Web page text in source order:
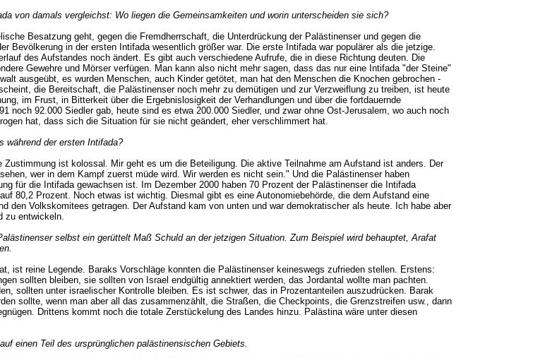
von damals vergleichst: Wo liegen die Gemeinsamkeiten und worin unterscheiden sie sich?
Besatzung geht, gegen die Fremdherrschaft, die Unterdrückung der Palästinenser und gegen die
Bevölkerung in der ersten Intifada wesentlich größer war. Die erste Intifada war populärer als die jetzige.
des Aufstandes noch ändert. Es gibt auch verschiedene Aufrufe, die in diese Richtung deuten. Die
Gewehre und Mörser verfügen. Man kann also nicht mehr sagen, dass das nur eine Intifada "der Steine"
ausgeübt, es wurden Menschen, auch Kinder getötet, man hat den Menschen die Knochen gebrochen -
die Bereitschaft, die Palästinenser noch mehr zu demütigen und zur Verzweiflung zu treiben, ist heute
im Frust, in Bitterkeit über die Ergebnislosigkeit der Verhandlungen und über die fortdauernde
noch 92.000 Siedler gab, heute sind es etwa 200.000 Siedler, und zwar ohne Ost-Jerusalem, wo auch noch
hat, dass sich die Situation für sie nicht geändert, eher verschlimmert hat.
während der ersten Intifada?
ist kolossal. Mir geht es um die Beteiligung. Die aktive Teilnahme am Aufstand ist anders. Der
wer in dem Kampf zuerst müde wird. Wir werden es nicht sein." Und die Palästinenser haben
für die Intifada gewachsen ist. Im Dezember 2000 haben 70 Prozent der Palästinenser die Intifada
80,2 Prozent. Noch etwas ist wichtig. Diesmal gibt es eine Autonomiebehörde, die dem Aufstand eine
den Volkskomitees getragen. Der Aufstand kam von unten und war demokratischer als heute. Ich habe aber
zu entwickeln.
selbst ein gerüttelt Maß Schuld an der jetzigen Situation. Zum Beispiel wird behauptet, Arafat
ist reine Legende. Baraks Vorschläge konnten die Palästinenser keineswegs zufrieden stellen. Erstens:
sollten bleiben, sie sollten von Israel endgültig annektiert werden, das Jordantal wollte man pachten.
sollten unter israelischer Kontrolle bleiben. Es ist schwer, das in Prozentanteilen auszudrücken. Barak
sollte, wenn man aber all das zusammenzählt, die Straßen, die Checkpoints, die Grenzstreifen usw., dann
Drittens kommt noch die totale Zerstückelung des Landes hinzu. Palästina wäre unter diesen
einen Teil des ursprünglichen palästinensischen Gebiets.